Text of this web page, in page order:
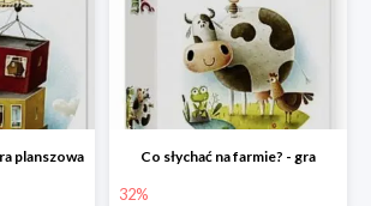
planszowa Co słychać na farmie? - gra
32%